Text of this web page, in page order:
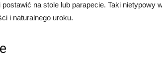
postawić na stole lub parapecie. Taki nietypowy
i naturalnego uroku.